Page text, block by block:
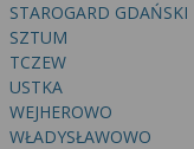
STAROGARD GDAŃSKI
SZTUM
TCZEW
USTKA
WEJHEROWO
WŁADYSŁAWOWO